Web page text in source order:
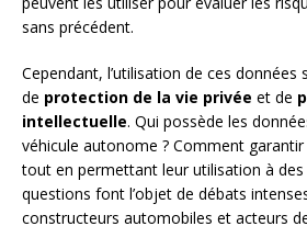
sans précédent.
Cependant, l’utilisation de ces données
de protection de la vie privée et de
intellectuelle. Qui possède les
véhicule autonome ? Comment
tout en permettant leur utilisation à des
questions font l’objet de débats
constructeurs automobiles et acteurs de